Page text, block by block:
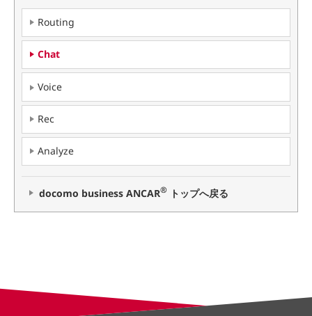
Routing
Chat
Voice
Rec
Analyze
docomo business ANCAR® トップへ戻る